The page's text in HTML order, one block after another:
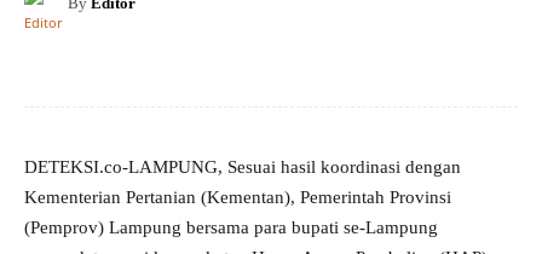
DETEKSI.co-LAMPUNG, Sesuai hasil koordinasi dengan
Kementerian Pertanian (Kementan), Pemerintah Provinsi
(Pemprov) Lampung bersama para bupati se-Lampung